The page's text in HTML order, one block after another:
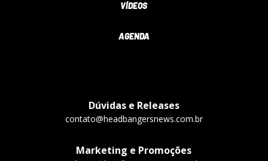
VÍDEOS
AGENDA
Dúvidas e Releases
contato@headbangersnews.com.br
Marketing e Promoções